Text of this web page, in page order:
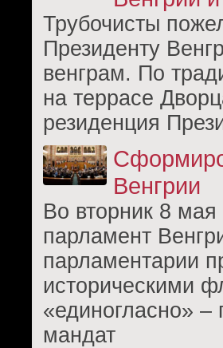
Трубочисты
Президенту
венграм. По
на террасе
резиденция
Венгрии
Во вторник 8
парламент
парламентарии
историческими
«единогласно» –
мандат